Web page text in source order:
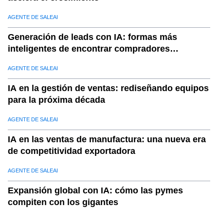
AGENTE DE SALEAI
Generación de leads con IA: formas más
inteligentes de encontrar compradores
AGENTE DE SALEAI
IA en la gestión de ventas: rediseñando equipos
para la próxima década
AGENTE DE SALEAI
IA en las ventas de manufactura: una nueva era
de competitividad exportadora
AGENTE DE SALEAI
Expansión global con IA: cómo las pymes
compiten con los gigantes